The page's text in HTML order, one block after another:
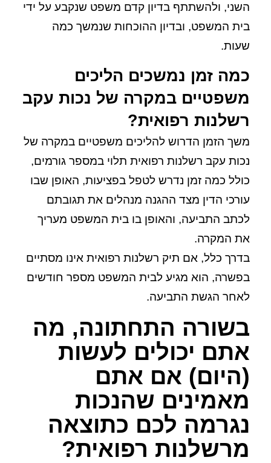
השני, ולהשתתף בדיון קדם משפט שנקבע על ידי
בית המשפט, ובדיון ההוכחות שנמשך כמה
שעות.
כמה זמן נמשכים הליכים
משפטיים במקרה של נכות עקב
רשלנות רפואית?
משך הזמן הדרוש להליכים משפטיים במקרה של
נכות עקב רשלנות רפואית תלוי במספר גורמים,
כולל כמה זמן נדרש לטפל בפציעות, האופן שבו
עורכי הדין מצד ההגנה מנהלים את תגובתם
לכתב התביעה, והאופן בו בית המשפט מעריך
את המקרה.
בדרך כלל, אם תיק רשלנות רפואית אינו מסתיים
בפשרה, הוא מגיע לבית המשפט מספר חודשים
לאחר הגשת התביעה.
בשורה התחתונה, מה
אתם יכולים לעשות
(היום) אם אתם
מאמינים שהנכות
נגרמה לכם כתוצאה
מרשלנות רפואית?